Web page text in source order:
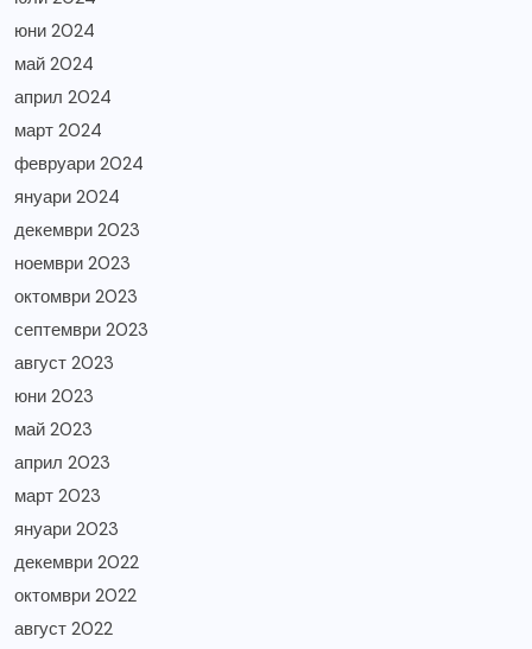
юни 2024
май 2024
април 2024
март 2024
февруари 2024
януари 2024
декември 2023
ноември 2023
октомври 2023
септември 2023
август 2023
юни 2023
май 2023
април 2023
март 2023
януари 2023
декември 2022
октомври 2022
август 2022